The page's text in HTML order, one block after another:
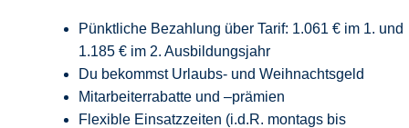
Pünktliche Bezahlung über Tarif: 1.061 € im 1. und
1.185 € im 2. Ausbildungsjahr
Du bekommst Urlaubs- und Weihnachtsgeld
Mitarbeiterrabatte und –prämien
Flexible Einsatzzeiten (i.d.R. montags bis